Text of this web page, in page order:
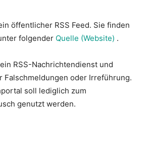
öffentlicher RSS Feed. Sie finden
folgender Quelle (Website) .
RSS-Nachrichtendienst und
Falschmeldungen oder Irreführung.
soll lediglich zum
genutzt werden.